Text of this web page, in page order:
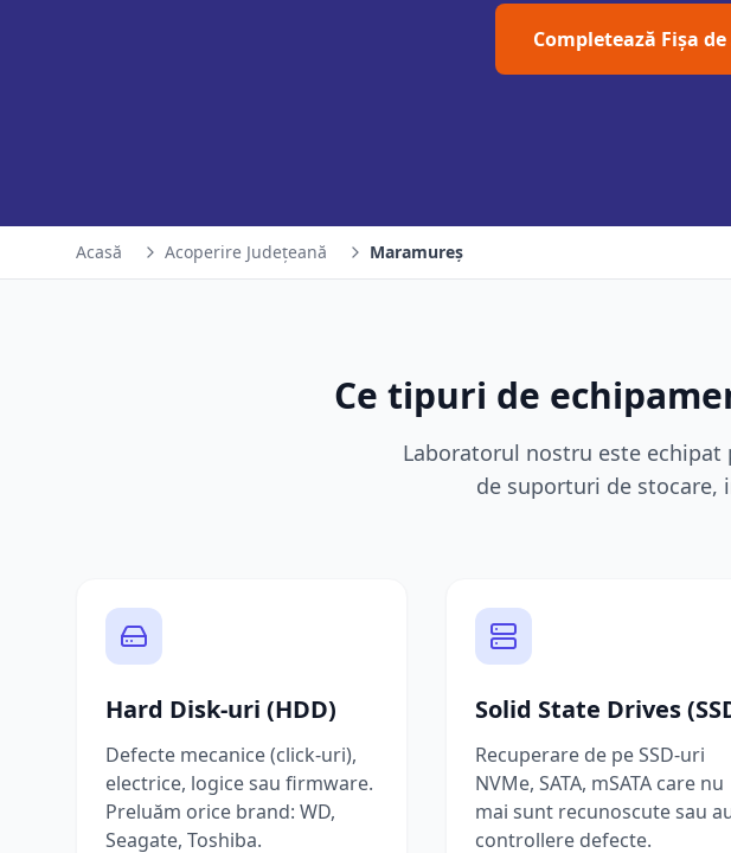
Completează Fișa de
Acasă Acoperire Județeană Maramureș
Ce tipuri de
Laboratorul nostru este
de suporturi de stocare,
Hard Disk-uri (HDD)
Defecte mecanice (click-uri),
electrice, logice sau firmware.
Preluăm orice brand: WD,
Seagate, Toshiba.
Solid State Drives
Recuperare de pe SSD-uri
NVMe, SATA, mSATA care nu
mai sunt recunoscute sau
controllere defecte.